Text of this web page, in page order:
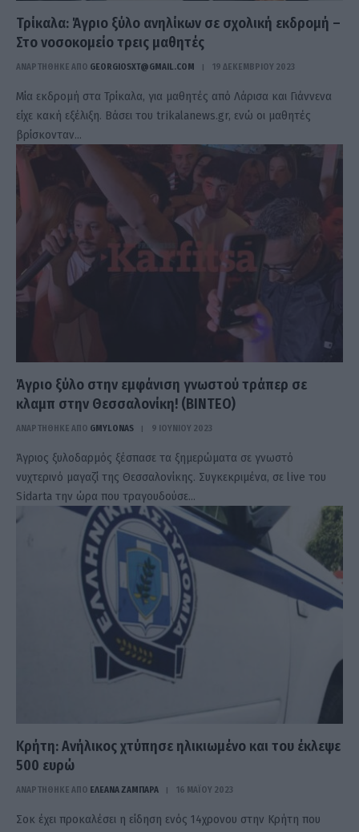
Τρίκαλα: Άγριο ξύλο ανηλίκων σε σχολική εκδρομή –
Στο νοσοκομείο τρεις μαθητές
ΑΝΑΡΤΗΘΗΚΕ ΑΠΟ GEORGIOSXT@GMAIL.COM 19 ΔΕΚΕΜΒΡΊΟΥ 2023
Μία εκδρομή στα Τρίκαλα, για μαθητές από Λάρισα και Γιάννενα
είχε κακή εξέλιξη. Βάσει του trikalanews.gr, ενώ οι μαθητές
βρίσκονταν…
Άγριο ξύλο στην εμφάνιση γνωστού τράπερ σε
κλαμπ στην Θεσσαλονίκη! (ΒΙΝΤΕΟ)
ΑΝΑΡΤΗΘΗΚΕ ΑΠΟ GMYLONAS 9 ΙΟΥΝΊΟΥ 2023
Άγριος ξυλοδαρμός ξέσπασε τα ξημερώματα σε γνωστό
νυχτερινό μαγαζί της Θεσσαλονίκης. Συγκεκριμένα, σε live του
Sidarta την ώρα που τραγουδούσε…
Κρήτη: Ανήλικος χτύπησε ηλικιωμένο και του έκλεψε
500 ευρώ
ΑΝΑΡΤΗΘΗΚΕ ΑΠΟ ΕΛΕΑΝΑ ΖΑΜΠΑΡΑ 16 ΜΑΪ́ΟΥ 2023
Σοκ έχει προκαλέσει η είδηση ενός 14χρονου στην Κρήτη που